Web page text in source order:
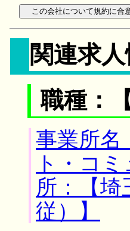
関連求
職種：
事業所
ト・コ
所：【埼
従）】